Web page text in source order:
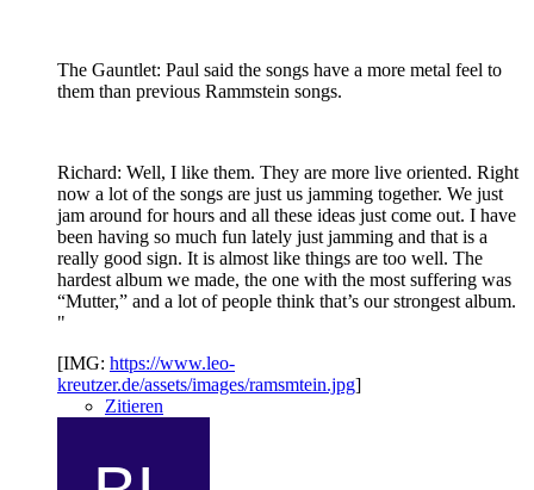
The Gauntlet: Paul said the songs have a more metal feel to
them than previous Rammstein songs.
Richard: Well, I like them. They are more live oriented. Right
now a lot of the songs are just us jamming together. We just
jam around for hours and all these ideas just come out. I have
been having so much fun lately just jamming and that is a
really good sign. It is almost like things are too well. The
hardest album we made, the one with the most suffering was
“Mutter,” and a lot of people think that’s our strongest album.
"
[IMG: https://www.leo-
kreutzer.de/assets/images/ramsmtein.jpg]
Zitieren